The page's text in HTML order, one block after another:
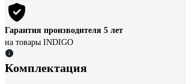
Гарантия производителя 5 лет
на товары INDIGO
Комплектация